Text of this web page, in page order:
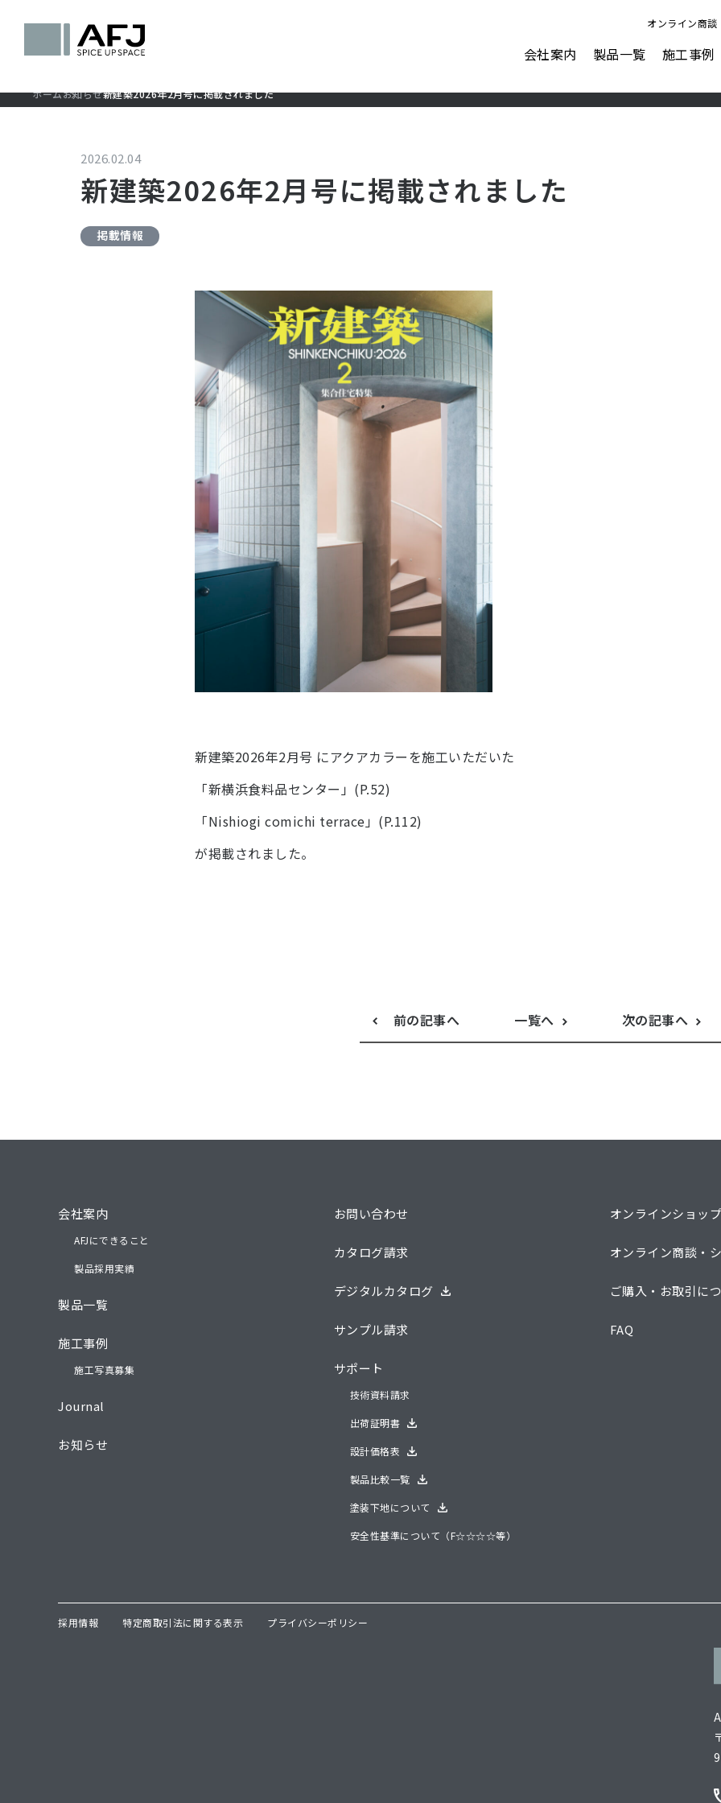
オンライン商
会社案内
ビジョン
製品一覧
ナノピクス
ダストプルーフHARD
表面強化剤オプション塗料
ウォーターリペラント
フロアリフレクト
施工事例
ホームお知らせ新建築2026年2月号に掲載されました
2026.02.04
新建築2026年2月号に掲載されました
掲載情報
新建築2026年2月号 にアクアカラーを施工いただいた
「新横浜食料品センター」(P.52)
「Nishiogi comichi terrace」(P.112)
が掲載されました。
前の記事へ 一覧へ 次の記事へ
会社案内
AFJにできること
製品採用実績
製品一覧
施工事例
施工写真募集
Journal
お知らせ
お問い合わせ
カタログ請求
デジタルカタログ
サンプル請求
サポート
技術資料請求
出荷証明書
設計価格表
製品比較一覧
塗装下地について
安全性基準について（F☆☆☆☆等）
オンラインショップ
オンライン商談・
ご購入・お取引に
FAQ
採用情報 特定商取引法に関する表示 プライバシーポリシー